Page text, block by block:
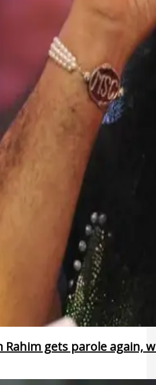
Rahim gets parole again,